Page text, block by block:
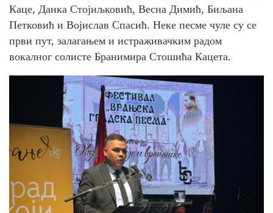
Каце, Данка Стојиљковић, Весна Димић, Биљана
Петковић и Војислав Спасић. Неке песме чуле су се
први пут, залагањем и истраживачким радом
вокалног солисте Бранимира Стошића Кацета.